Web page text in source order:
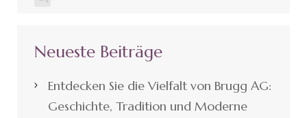
Neueste Beiträge
Entdecken Sie die Vielfalt von Brugg AG:
Geschichte, Tradition und Moderne